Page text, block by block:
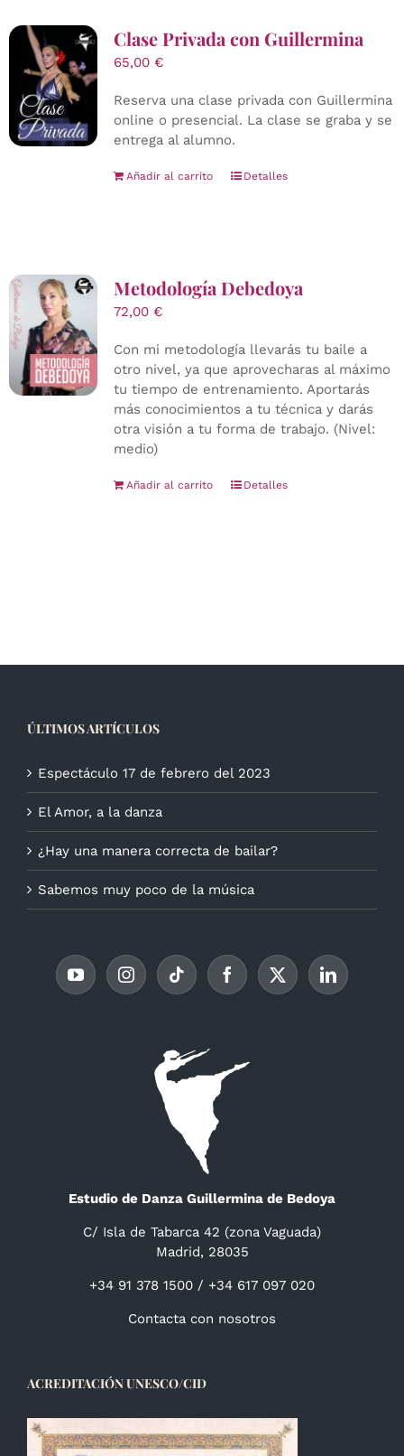
Clase Privada con Guillermina
65,00 €
Reserva una clase privada con Guillermina
online o presencial. La clase se graba y se
entrega al alumno.
Añadir al carrito Detalles
Metodología Debedoya
72,00 €
Con mi metodología llevarás tu baile a
otro nivel, ya que aprovecharas al máximo
tu tiempo de entrenamiento. Aportarás
más conocimientos a tu técnica y darás
otra visión a tu forma de trabajo. (Nivel:
medio)
Añadir al carrito Detalles
ÚLTIMOS ARTÍCULOS
Espectáculo 17 de febrero del 2023
El Amor, a la danza
¿Hay una manera correcta de bailar?
Sabemos muy poco de la música
Estudio de Danza Guillermina de Bedoya
C/ Isla de Tabarca 42 (zona Vaguada)
Madrid, 28035
+34 91 378 1500 / +34 617 097 020
Contacta con nosotros
ACREDITACIÓN UNESCO/CID